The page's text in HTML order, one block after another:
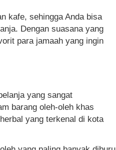
kafe, sehingga Anda bisa
Dengan suasana yang
para jamaah yang ingin
yang sangat
barang oleh-oleh khas
yang terkenal di kota